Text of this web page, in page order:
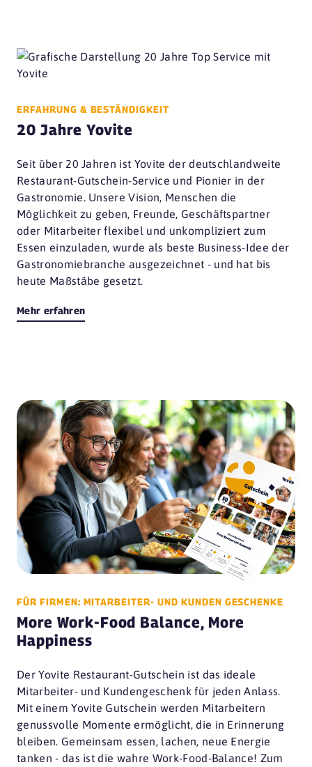
ERFAHRUNG & BESTÄNDIGKEIT
20 Jahre Yovite
Seit über 20 Jahren ist Yovite der deutschlandweite
Restaurant-Gutschein-Service und Pionier in der
Gastronomie. Unsere Vision, Menschen die
Möglichkeit zu geben, Freunde, Geschäftspartner
oder Mitarbeiter flexibel und unkompliziert zum
Essen einzuladen, wurde als beste Business-Idee der
Gastronomiebranche ausgezeichnet - und hat bis
heute Maßstäbe gesetzt.
Mehr erfahren
FÜR FIRMEN: MITARBEITER- UND KUNDEN GESCHENKE
More Work-Food Balance, More
Happiness
Der Yovite Restaurant-Gutschein ist das ideale
Mitarbeiter- und Kundengeschenk für jeden Anlass.
Mit einem Yovite Gutschein werden Mitarbeitern
genussvolle Momente ermöglicht, die in Erinnerung
bleiben. Gemeinsam essen, lachen, neue Energie
tanken - das ist die wahre Work-Food-Balance! Zum